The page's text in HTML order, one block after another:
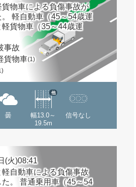
物車による負傷事故が
軽自動車（45～54歳運
貨物車（35～44歳運
事故
貨物車(1)
曇
幅13.0～
19.5m
他
信号なし
(火)08:41
自動車による負傷事故
。 普通乗用車（45～54